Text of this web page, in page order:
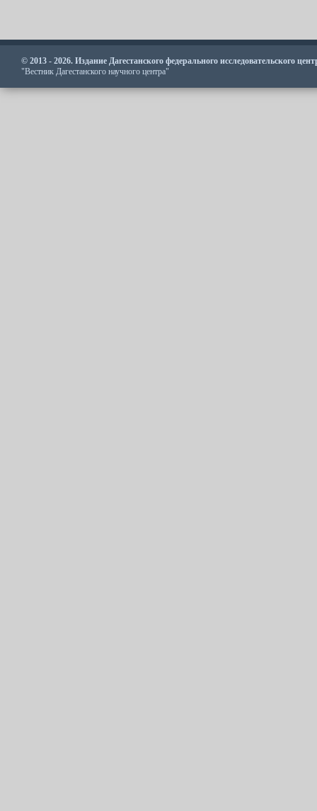
© 2013 - 2026. Издание Дагестанского федерального исследовательского
"Вестник Дагестанского научного центра"